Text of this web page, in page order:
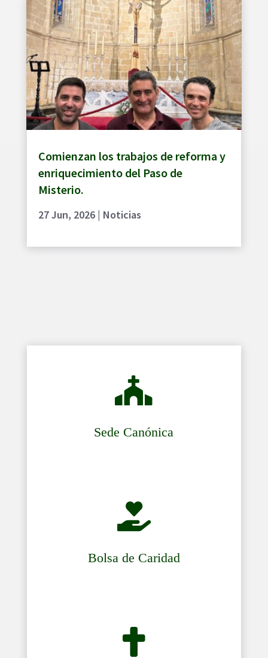
Comienzan los trabajos de reforma y
enriquecimiento del Paso de
Misterio.
27 Jun, 2026| Noticias

Sede Canónica

Bolsa de Caridad
